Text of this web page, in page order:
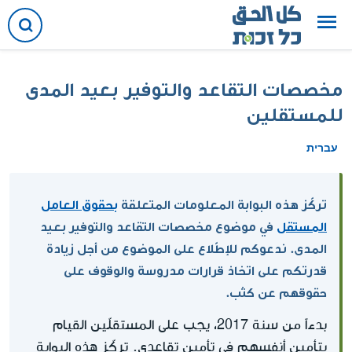
مخصصات التقاعد والتوفير بعيد المدى
للمستقلين
עברית
تركّز هذه البوابة المعلومات المتعلقة بحقوق العامل
المستقل
في موضوع مخصصات التقاعد والتوفير بعيد
المدى. ندعوكم للإطّلاع على الموضوع من أجل زيادة
قدرتكم على اتخاذ قرارات مدروسة والوقوف على
حقوقهم عن كثب.
بدءاً من سنة 2017، يجب على المستقلّين القيام
بتأمين أنفسهم في تأمين تقاعدي. تركّز هذه البوابة